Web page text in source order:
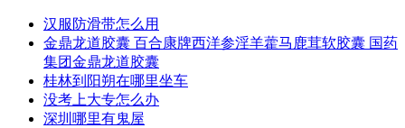
汉服防滑带怎么用
金鼎龙道胶囊 百合康牌西洋参淫羊藿马鹿茸软胶囊 国药
集团金鼎龙道胶囊
桂林到阳朔在哪里坐车
没考上大专怎么办
深圳哪里有鬼屋